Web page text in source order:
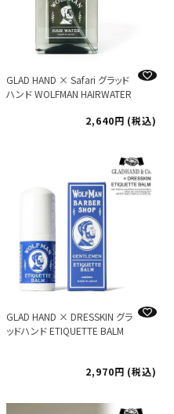
GLAD HAND × Safari グラッド
ハンド WOLFMAN HAIRWATER
2,640
税込
GLAD HAND × DRESSKIN グラ
ッドハンド ETIQUETTE BALM
2,970 税込